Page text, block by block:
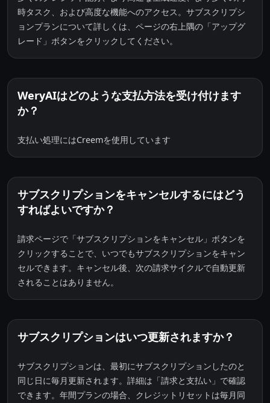
時タスク、および高度な機能へのアクセス。サブスクリプシ
ョンプランについて詳しくは、ページの右上隅の「アップグ
レード」ボタンをクリックしてください。
WeryAIはどのような支払方法を受け付けます
か？
支払い処理にはCreemを使用しています
サブスクリプションをキャンセルするにはどう
すればよいですか？
請求ページで「サブスクリプションをキャンセル」ボタンを
クリックすることで、いつでもサブスクリプションをキャン
セルできます。キャンセル後、次の請求サイクルで自動更新
されることはありません。
サブスクリプションはいつ更新されますか？
サブスクリプションは、最初にサブスクリプションしたのと
同じ日に毎月更新されます。詳細は「請求と支払い」で確認
できます。年間プランの場合、クレジットリセットは毎月同